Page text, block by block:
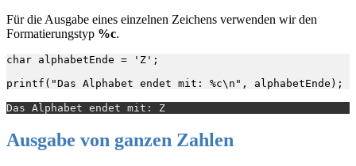
Für die Ausgabe eines einzelnen Zeichens verwenden wir den
Formatierungstyp %c.
char alphabetEnde = 'Z';
Ausgabe von ganzen Zahlen